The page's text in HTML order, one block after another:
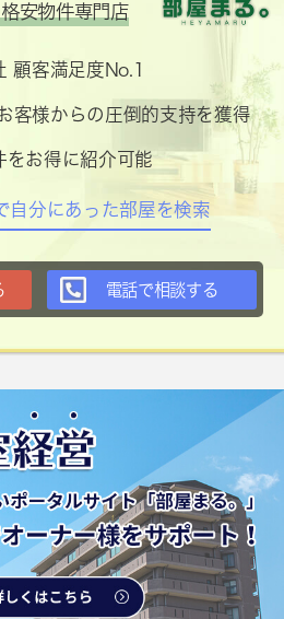
安物件専門店
顧客満足度No.1
客様からの圧倒的支持を獲得
をお得に紹介可能
自分にあった部屋を検索
電話で相談する